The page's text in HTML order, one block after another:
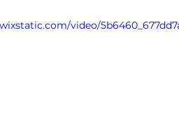
video/